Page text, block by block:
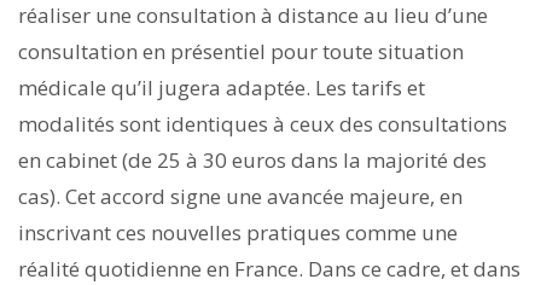
réaliser une consultation à distance au lieu d’une
consultation en présentiel pour toute situation
médicale qu’il jugera adaptée. Les tarifs et
modalités sont identiques à ceux des consultations
en cabinet (de 25 à 30 euros dans la majorité des
cas). Cet accord signe une avancée majeure, en
inscrivant ces nouvelles pratiques comme une
réalité quotidienne en France. Dans ce cadre, et dans